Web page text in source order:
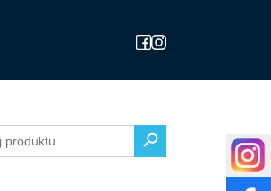
Search Button